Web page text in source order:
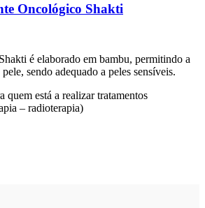
Oncológico Shakti
é elaborado em bambu, permitindo a
sendo adequado a peles sensíveis.
quem está a realizar tratamentos
– radioterapia)